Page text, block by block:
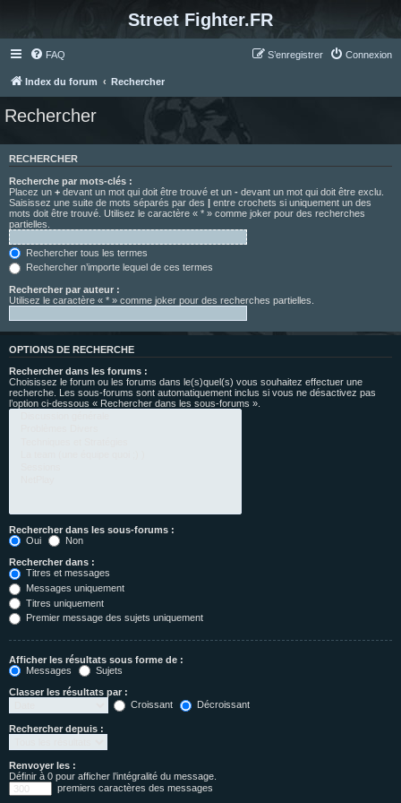
Street Fighter.FR
FAQ Connexion
S’enregistrer
Index du forum Rechercher
Rechercher
RECHERCHER
Recherche par mots-clés :
Placez un + devant un mot qui doit être trouvé et un - devant un mot qui doit être exclu.
Saisissez une suite de mots séparés par des | entre crochets si uniquement un des
mots doit être trouvé. Utilisez le caractère « * » comme joker pour des recherches
partielles.
Rechercher tous les termes
Rechercher n’importe lequel de ces termes
Rechercher par auteur :
Utilisez le caractère « * » comme joker pour des recherches partielles.
OPTIONS DE RECHERCHE
Rechercher dans les forums :
Choisissez le forum ou les forums dans le(s)quel(s) vous souhaitez effectuer une
recherche. Les sous-forums sont automatiquement inclus si vous ne désactivez pas
l’option ci-dessous « Rechercher dans les sous-forums ».
Rechercher dans les sous-forums :
Oui
Non
Rechercher dans :
Titres et messages
Messages uniquement
Titres uniquement
Premier message des sujets uniquement
Afficher les résultats sous forme de :
Messages
Sujets
Classer les résultats par :
Croissant
Décroissant
Rechercher depuis :
Renvoyer les :
Définir à 0 pour afficher l’intégralité du message.
premiers caractères des messages